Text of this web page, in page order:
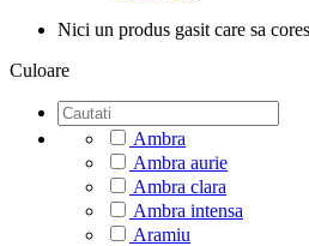
Nici un produs gasit care sa
Culoare
Ambra
Ambra aurie
Ambra clara
Ambra intensa
Aramiu